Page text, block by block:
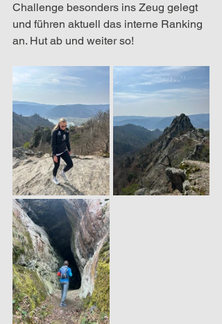
Challenge besonders ins Zeug gelegt
und führen aktuell das interne Ranking
an. Hut ab und weiter so!